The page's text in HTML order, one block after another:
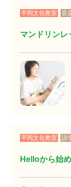
平岡文化教室 音
マンドリン
平岡文化教室 語
Helloから始